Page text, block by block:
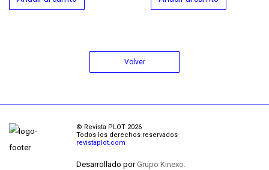
Volver
© Revista PLOT 2026
Todos los derechos reservados
revistaplot.com
Desarrollado porGrupo Kinexo.